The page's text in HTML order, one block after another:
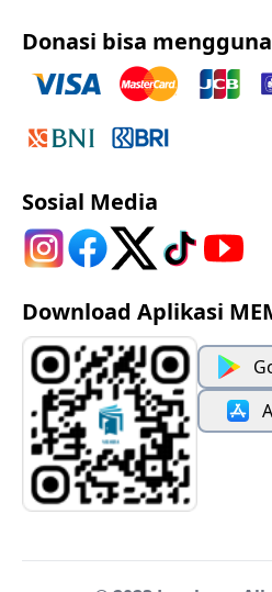
Donasi bisa
Sosial Media
Download Aplikasi